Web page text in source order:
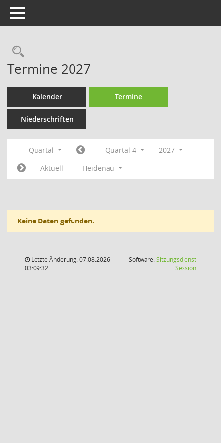
Toggle navigation
Rechercheauswahl
Termine 2027
Kalender Termine
Niederschriften
Quartal Quartal 4
2027
Aktuell
Heidenau
Keine Daten gefunden.
Letzte Änderung: 07.08.2026
03:09:32
Software:Sitzungsdienst
Session(Wird in